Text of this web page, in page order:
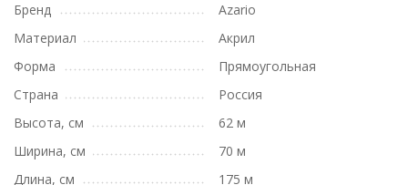
Бренд
Azario
Материал
Акрил
Форма
Прямоугольная
Страна
Россия
Высота, см
62 м
Ширина, см
70 м
Длина, см
175 м